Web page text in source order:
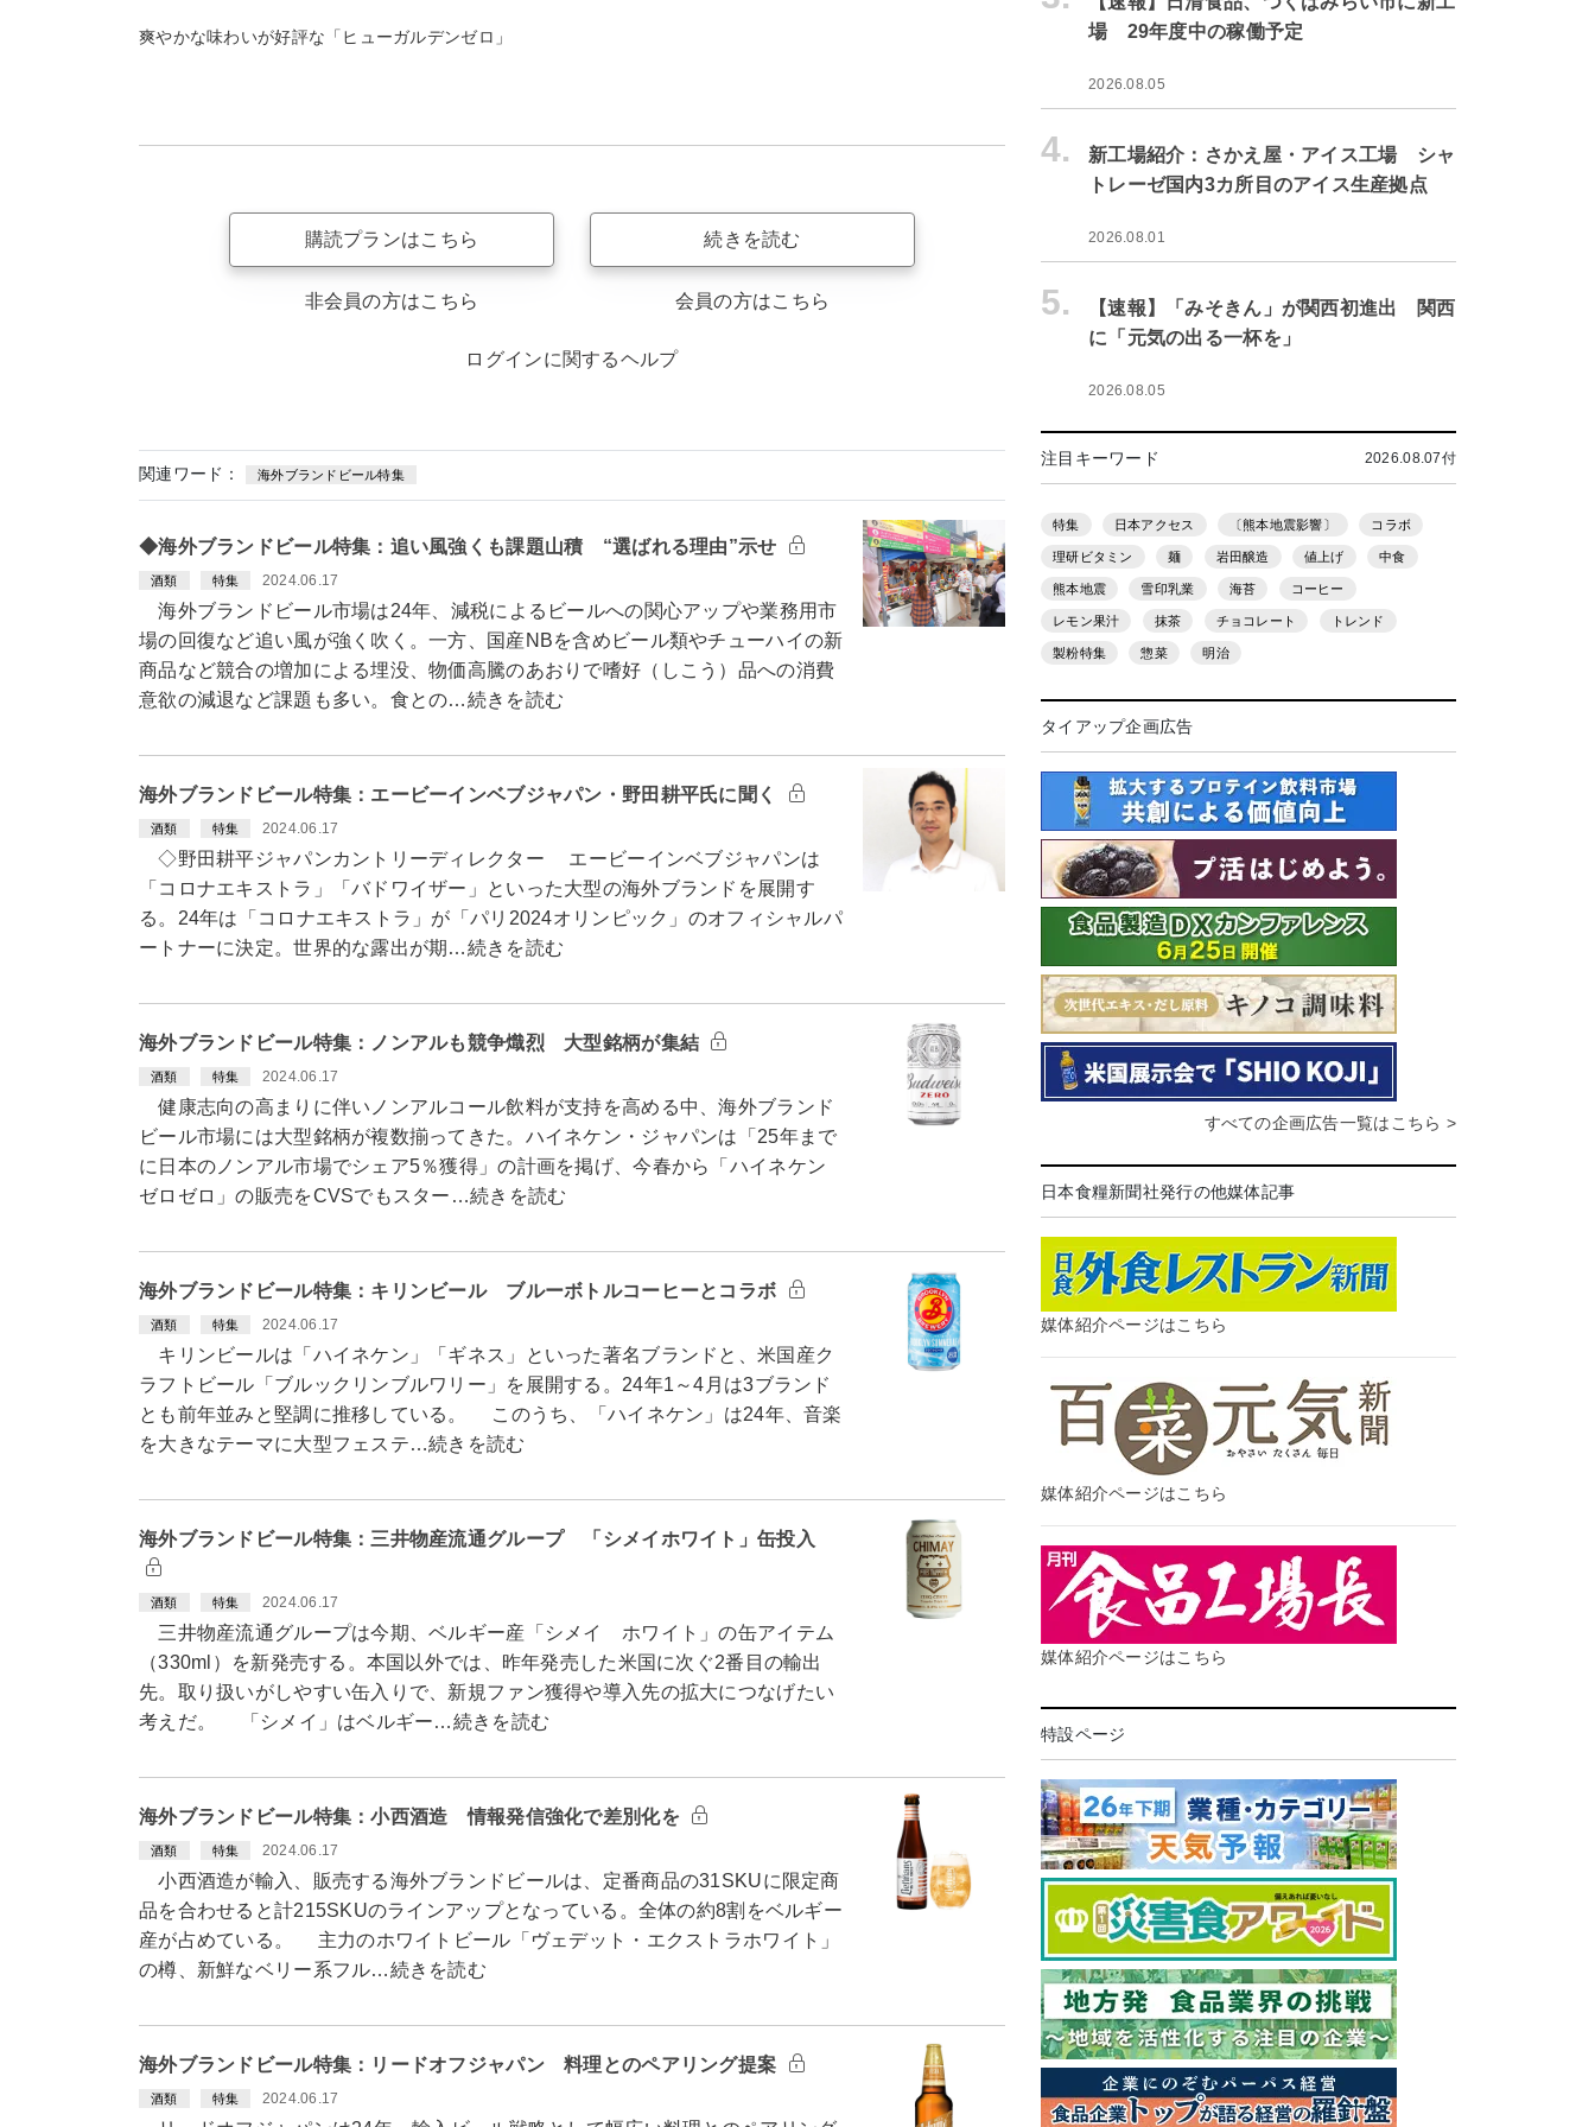
爽やかな味わいが好評な「ヒューガルデンゼロ」
購読プランはこちら
非会員の方はこちら
続きを読む
会員の方はこちら
ログインに関するヘルプ
関連ワード： 海外ブランドビール特集
◆海外ブランドビール特集：追い風強くも課題山積 “選ばれる理由”示せ
酒類 特集 2024.06.17
海外ブランドビール市場は24年、減税によるビールへの関心アップや業務用市
場の回復など追い風が強く吹く。一方、国産NBを含めビール類やチューハイの新
商品など競合の増加による埋没、物価高騰のあおりで嗜好（しこう）品への消費
意欲の減退など課題も多い。食との…続きを読む
海外ブランドビール特集：エービーインベブジャパン・野田耕平氏に聞く
酒類 特集 2024.06.17
◇野田耕平ジャパンカントリーディレクター エービーインベブジャパンは
「コロナエキストラ」「バドワイザー」といった大型の海外ブランドを展開す
る。24年は「コロナエキストラ」が「パリ2024オリンピック」のオフィシャルパ
ートナーに決定。世界的な露出が期…続きを読む
海外ブランドビール特集：ノンアルも競争熾烈 大型銘柄が集結
酒類 特集 2024.06.17
健康志向の高まりに伴いノンアルコール飲料が支持を高める中、海外ブランド
ビール市場には大型銘柄が複数揃ってきた。ハイネケン・ジャパンは「25年まで
に日本のノンアル市場でシェア5％獲得」の計画を掲げ、今春から「ハイネケン
ゼロゼロ」の販売をCVSでもスター…続きを読む
海外ブランドビール特集：キリンビール ブルーボトルコーヒーとコラボ
酒類 特集 2024.06.17
キリンビールは「ハイネケン」「ギネス」といった著名ブランドと、米国産ク
ラフトビール「ブルックリンブルワリー」を展開する。24年1～4月は3ブランド
とも前年並みと堅調に推移している。 このうち、「ハイネケン」は24年、音楽
を大きなテーマに大型フェステ…続きを読む
海外ブランドビール特集：三井物産流通グループ 「シメイホワイト」缶投入
酒類 特集 2024.06.17
三井物産流通グループは今期、ベルギー産「シメイ ホワイト」の缶アイテム
（330ml）を新発売する。本国以外では、昨年発売した米国に次ぐ2番目の輸出
先。取り扱いがしやすい缶入りで、新規ファン獲得や導入先の拡大につなげたい
考えだ。 「シメイ」はベルギー…続きを読む
海外ブランドビール特集：小西酒造 情報発信強化で差別化を
酒類 特集 2024.06.17
小西酒造が輸入、販売する海外ブランドビールは、定番商品の31SKUに限定商
品を合わせると計215SKUのラインアップとなっている。全体の約8割をベルギー
産が占めている。 主力のホワイトビール「ヴェデット・エクストラホワイト」
の樽、新鮮なベリー系フル…続きを読む
海外ブランドビール特集：リードオフジャパン 料理とのペアリング提案
酒類 特集 2024.06.17
場 29年度中の稼働予定
2026.08.05
4.
新工場紹介：さかえ屋・アイス工場 シャ
トレーゼ国内3カ所目のアイス生産拠点
2026.08.01
5.
【速報】「みそきん」が関西初進出 関西
に「元気の出る一杯を」
2026.08.05
注目キーワード 2026.08.07付
特集 日本アクセス 〔熊本地震影響〕 コラボ
理研ビタミン 麺 岩田醸造 値上げ 中食
熊本地震 雪印乳業 海苔 コーヒー
レモン果汁 抹茶 チョコレート トレンド
製粉特集 惣菜 明治
タイアップ企画広告
すべての企画広告一覧はこちら >
日本食糧新聞社発行の他媒体記事
媒体紹介ページはこちら
媒体紹介ページはこちら
媒体紹介ページはこちら
特設ページ